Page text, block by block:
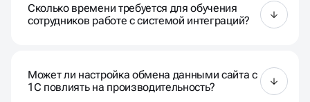
делаем индивидуальную доработку модуля или же
разрабатываем API для сложных
Сколько времени требуется для обучения
сотрудников работе с системой интеграций?
которое обычно занимает несколько дней, чтобы
обеспечить комфортное использование системы.
Может ли настройка обмена данными сайта с
1С повлиять на производительность?